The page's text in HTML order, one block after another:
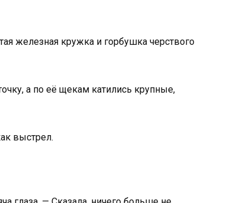
железная кружка и горбушка черствого
а по её щекам катились крупные,
выстрел.